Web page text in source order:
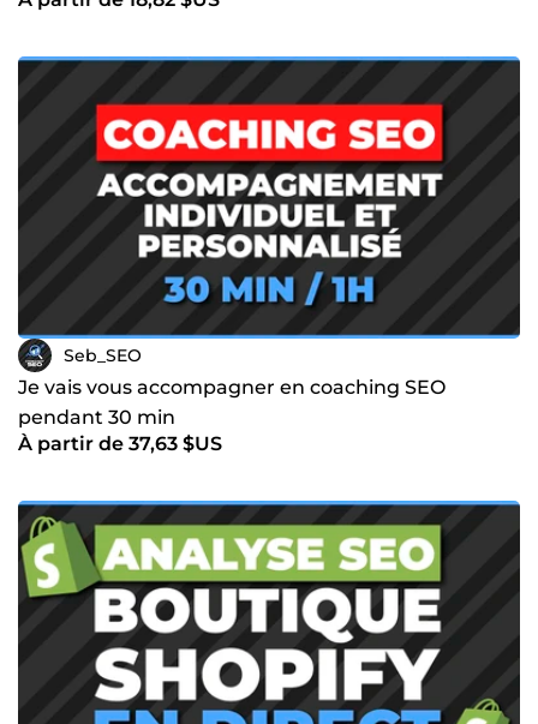
Seb_SEO
Je vais vous accompagner en coaching SEO
pendant 30 min
À partir de 37,63 $US